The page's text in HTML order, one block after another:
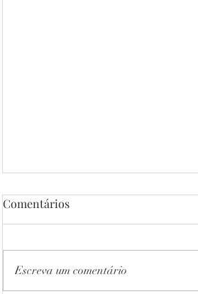
Comentários
Escreva um comentário